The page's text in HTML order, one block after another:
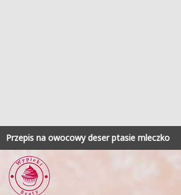
Przepis na owocowy deser ptasie mleczko